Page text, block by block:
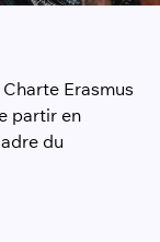
Erasmus
partir en
du